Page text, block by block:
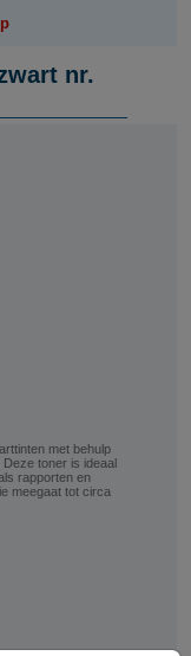
nr.
met behulp
toner is ideaal
rapporten en
meegaat tot circa